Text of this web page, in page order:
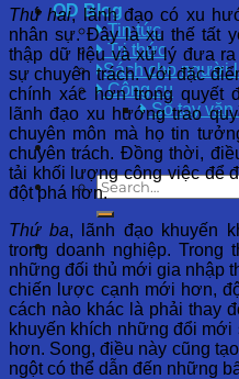
OD Blog
Tin tức
Tri thức
Sách cho người
Công cụ
Sổ tay văn
Thứ hai, lãnh đạo có xu
nhân sự. Đây là xu thế tất
thập dữ liệu và xử lý đưa
sự chuyên trách. Với đặc
chính xác hơn trong quyết
lãnh đạo xu hướng trao
chuyên môn mà họ tin
chuyên trách. Đồng thời,
tải khối lượng công việc để
đột phá hơn.
Thứ ba, lãnh đạo khuyến
trong doanh nghiệp.
những đối thủ mới gia nhập
chiến lược cạnh mới hơn,
cách nào khác là phải thay
khuyến khích những đổi
hơn. Song, điều này cũng
ngột có thể dẫn đến những